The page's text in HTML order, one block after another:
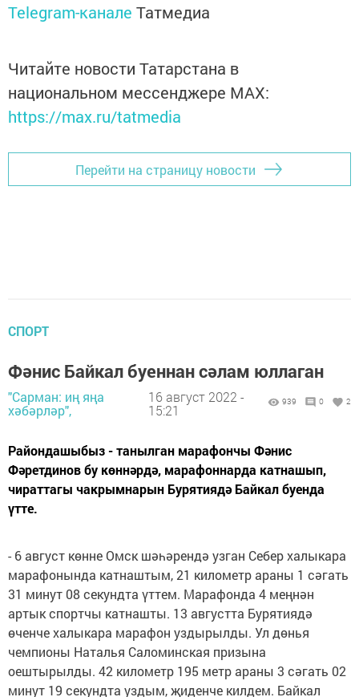
Telegram-канале Татмедиа
Читайте новости Татарстана в
национальном мессенджере MАХ:
https://max.ru/tatmedia
Перейти на страницу новости
СПОРТ
Фәнис Байкал буеннан сәлам юллаган
"Сарман: иң яңа
хәбәрләр",
16 август 2022 -
15:21
939 0 2
Райондашыбыз - танылган марафончы Фәнис
Фәретдинов бу көннәрдә, марафоннарда катнашып,
чираттагы чакрымнарын Бурятиядә Байкал буенда
үтте.
- 6 август көнне Омск шәһәрендә узган Себер халыкара
марафонында катнаштым, 21 километр араны 1 сәгать
31 минут 08 секундта үттем. Марафонда 4 меңнән
артык спортчы катнашты. 13 августта Бурятиядә
өченче халыкара марафон уздырылды. Ул дөнья
чемпионы Наталья Саломинская призына
оештырылды. 42 километр 195 метр араны 3 сәгать 02
минут 19 секундта уздым, җиденче килдем. Байкал